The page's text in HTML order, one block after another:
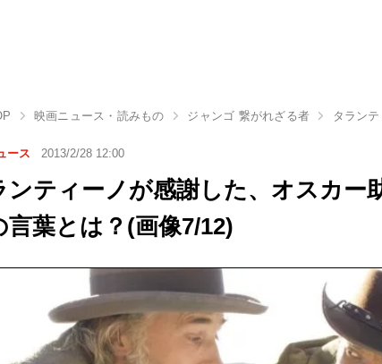
映画ニュース・読みもの ジャンゴ 繋がれざる者 タラン
ース 2013/2/28 12:00
ンティーノが感謝した、オスカー
言葉とは？(画像7/12)